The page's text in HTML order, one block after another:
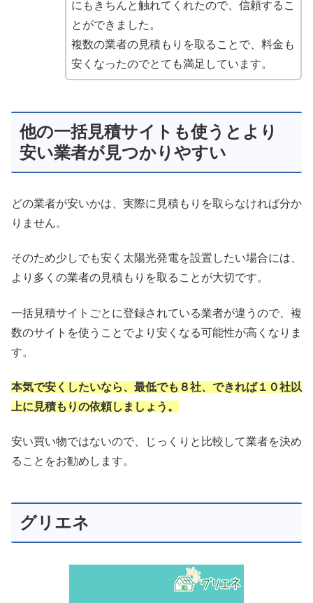
にもきちんと触れてくれたので、信頼するこ
とができました。
複数の業者の見積もりを取ることで、料金も
安くなったのでとても満足しています。
他の一括見積サイトも使うとより
安い業者が見つかりやすい
どの業者が安いかは、実際に見積もりを取らなければ分か
りません。
そのため少しでも安く太陽光発電を設置したい場合には、
より多くの業者の見積もりを取ることが大切です。
一括見積サイトごとに登録されている業者が違うので、複
数のサイトを使うことでより安くなる可能性が高くなりま
す。
本気で安くしたいなら、最低でも８社、できれば１０社以
上に見積もりの依頼しましょう。
安い買い物ではないので、じっくりと比較して業者を決め
ることをお勧めします。
グリエネ